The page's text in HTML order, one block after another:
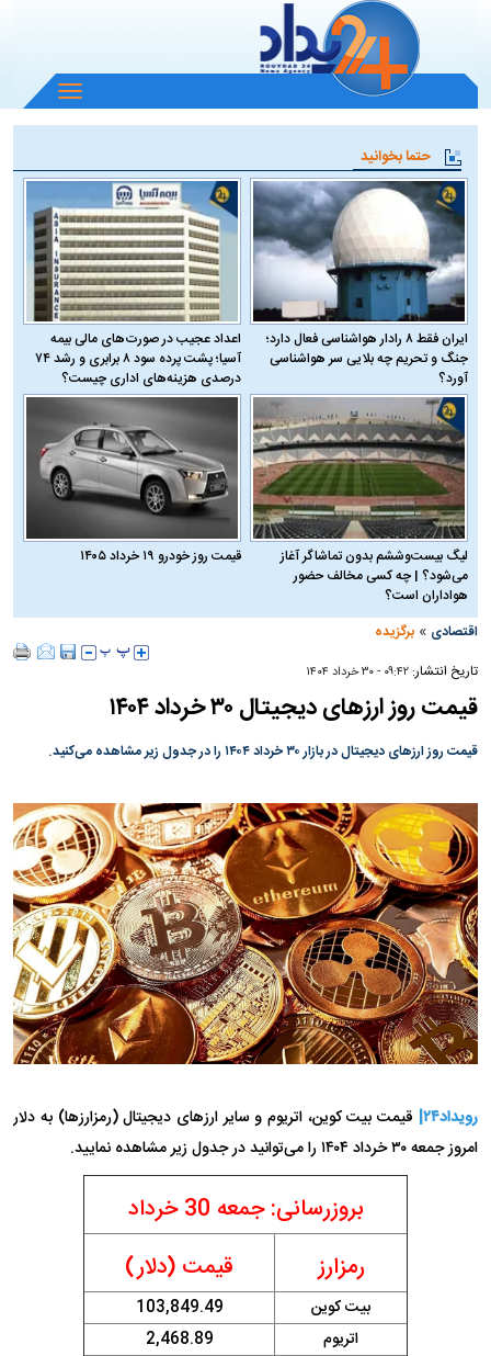
باز
و
منو
حتما بخوانید
ایران فقط ۸ رادار هواشناسی فعال دارد؛
جنگ و تحریم چه بلایی سر هواشناسی
آورد؟
اعداد عجیب در صورت‌های مالی بیمه
آسیا؛ پشت پرده سود ۸ برابری و رشد ۷۴
درصدی هزینه‌های اداری چیست؟
لیگ بیست‌وششم بدون تماشاگر آغاز
می‌شود؟ | چه کسی مخالف حضور
هواداران است؟
قیمت روز خودرو ۱۹ خرداد ۱۴۰۵
اقتصادی »برگزیده
تاریخ انتشار:۰۹:۴۲ - ۳۰ خرداد ۱۴۰۴
قیمت روز ارز‌های دیجیتال ۳۰ خرداد ۱۴۰۴
قیمت روز ارز‌های دیجیتال در بازار ۳۰ خرداد ۱۴۰۴ را در جدول زیر مشاهده می‌کنید.
رویداد۲۴|
قیمت بیت کوین، اتریوم و سایر ارز‌های دیجیتال (رمزارزها) به دلار
امروز جمعه ۳۰ خرداد ۱۴۰۴ را می‌توانید در جدول زیر مشاهده نمایید.
بروزرسانی: جمعه 30 خرداد
رمزارز
قیمت (دلار)
بیت کوین
103,849.49
اتریوم
2,468.89